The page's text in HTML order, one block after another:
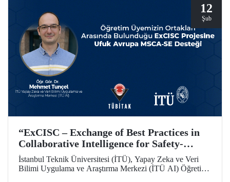
12
Şub
“ExCISC – Exchange of Best Practices in
Collaborative Intelligence for Safety-
Critical Applications” Projesine, Ufuk
Avrupa MSCA-SE Fon Desteği
İstanbul Teknik Üniversitesi (İTÜ), Yapay Zeka ve Veri
Bilimi Uygulama ve Araştırma Merkezi (İTÜ AI) Öğretim